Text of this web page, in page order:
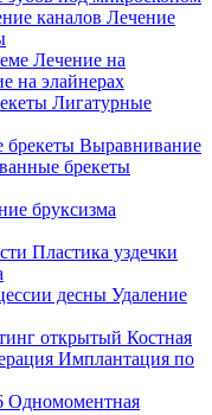
каналов Лечение
Лечение на
на элайнерах
Лигатурные
Выравнивание
брекеты
бруксизма
Пластика уздечки
десны Удаление
открытый Костная
Имплантация по
Одномоментная